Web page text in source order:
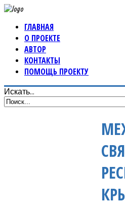
ГЛАВНАЯ
О ПРОЕКТЕ
АВТОР
КОНТАКТЫ
ПОМОЩЬ ПРОЕКТУ
Искать...